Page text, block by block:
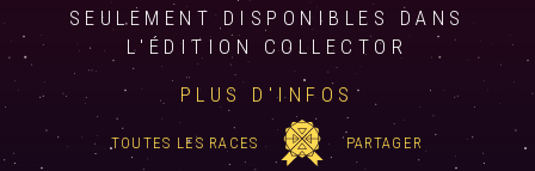
SEULEMENT DISPONIBLES DANS
L'ÉDITION COLLECTOR
PLUS D'INFOS
TOUTES LES RACES PARTAGER